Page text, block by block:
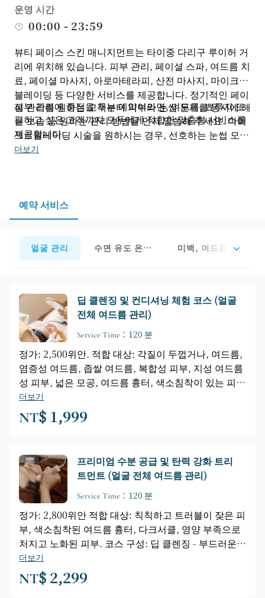
운영 시간
00:00 - 23:59
뷰티 페이스 스킨 매니지먼트는 타이중 다리구 루이허 거
리에 위치해 있습니다. 피부 관리, 페이셜 스파, 여드름 치
료, 페이셜 마사지, 아로마테라피, 산전 마사지, 마이크로
블레이딩 등 다양한 서비스를 제공합니다. 정기적인 페이
셜 관리를 원하는 고객부터 피부와 눈썹 문제를 동시에 해
결하고 싶은 고객까지 모두에게 적합한 맞춤형 서비스를
제공합니다.
피부 관리에 중점을 두는 예약이라면, 여드름, 뾰루지 또
는 보습 등 원하는 관리 방법을 먼저 말씀해 주세요. 마이
크로블레이딩 시술을 원하시는 경우, 선호하는 눈썹 모양
과 메이크업 스타일을 미리 준비해 오시면 도움이 됩니
더보기
예약 서비스
얼굴 관리 수면 유도 온열 근육 마사지미백, 여드름 제거, 아
딥 클렌징 및 컨디셔닝 체험 코스 (얼굴
전체 여드름 관리)
Service Time：120 분
정가: 2,500위안. 적합 대상: 각질이 두껍거나, 여드름,
염증성 여드름, 좁쌀 여드름, 복합성 피부, 지성 여드름
성 피부, 넓은 모공, 여드름 흉터, 색소침착이 있는 피
부. 코스 구성: 딥 클렌징 → 순한 각질 제거 → 여드름
관리 → 고효율 앰플 → 에너지 스펙트럼 → 수분 젤 마
스크/녹조류 소프트 마스크 (코스 구성은 개인의 피부
필수인 추가 서비스를 제공합니다. 추가 서비스를 원하
시면 "추가 서비스"를 선택하세요.
더보기
NT$ 1,999
프리미엄 수분 공급 및 탄력 강화 트리
트먼트 (얼굴 전체 여드름 관리)
Service Time：120 분
정가: 2,800위안 적합 대상: 칙칙하고 트러블이 잦은 피
부, 색소침착된 여드름 흉터, 다크서클, 영양 부족으로
처지고 노화된 피부. 코스 구성: 딥 클렌징 - 부드러운
각질 제거 - 고성능 리바이탈라이징 앰플과 초음파 마
사지를 이용한 얼굴 전체 여드름 관리 - 페이셜 세럼 도
포 (마사지기가 초당 백만 번 진동하여 앰플 흡수율을
더보기
NT$ 2,299